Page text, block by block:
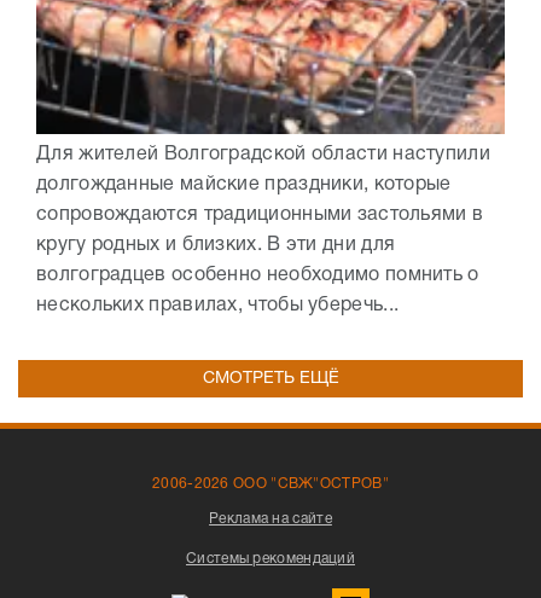
Для жителей Волгоградской области наступили
долгожданные майские праздники, которые
сопровождаются традиционными застольями в
кругу родных и близких. В эти дни для
волгоградцев особенно необходимо помнить о
нескольких правилах, чтобы уберечь...
СМОТРЕТЬ ЕЩЁ
2006-2026 ООО "СВЖ"ОСТРОВ"
Реклама на сайте
Системы рекомендаций